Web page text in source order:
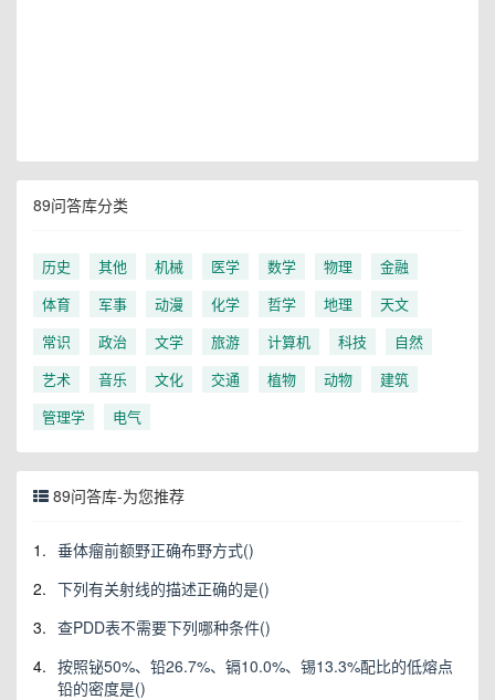
89问答库分类
历史 其他 机械 医学 数学 物理
金融
体育
军事 动漫 化学 哲学 地理
天文
常识
政治 文学 旅游 计算机 科技
自然
艺术
音乐 文化 交通 植物 动物
建筑
管理学
电气
89问答库-为您推荐
1. 垂体瘤前额野正确布野方式()
2. 下列有关射线的描述正确的是()
3. 查PDD表不需要下列哪种条件()
4. 按照铋50%、铅26.7%、镉10.0%、锡13.3%配比的低熔点
铅的密度是()